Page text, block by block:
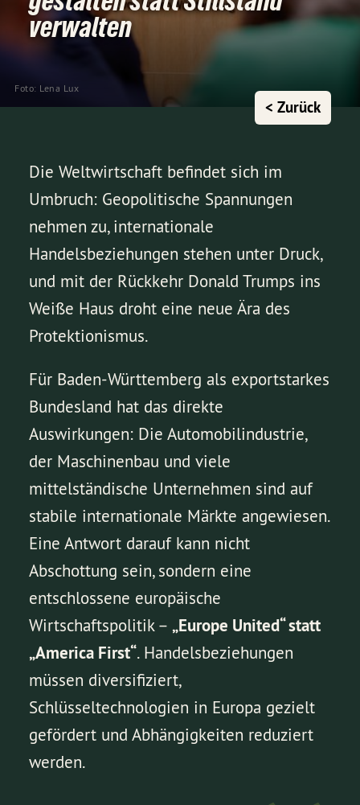
Foto: Lena Lux
verwalten
< Zurück
Die Weltwirtschaft befindet sich im
Umbruch: Geopolitische Spannungen
nehmen zu, internationale
Handelsbeziehungen stehen unter Druck,
und mit der Rückkehr Donald Trumps ins
Weiße Haus droht eine neue Ära des
Protektionismus.
Für Baden-Württemberg als exportstarkes
Bundesland hat das direkte
Auswirkungen: Die Automobilindustrie,
der Maschinenbau und viele
mittelständische Unternehmen sind auf
stabile internationale Märkte angewiesen.
Eine Antwort darauf kann nicht
Abschottung sein, sondern eine
entschlossene europäische
Wirtschaftspolitik – „Europe United“ statt
„America First“. Handelsbeziehungen
müssen diversifiziert,
Schlüsseltechnologien in Europa gezielt
gefördert und Abhängigkeiten reduziert
werden.